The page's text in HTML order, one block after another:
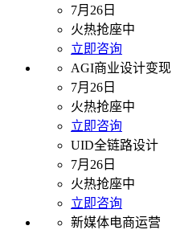
7月26日
火热抢座中
立即咨询
AGI商业设计变现
7月26日
火热抢座中
立即咨询
UID全链路设计
7月26日
火热抢座中
立即咨询
新媒体电商运营